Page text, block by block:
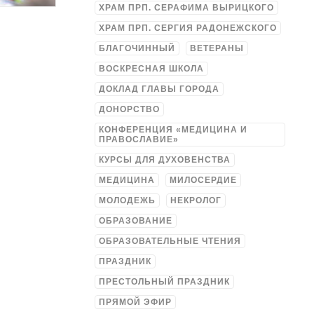
ХРАМ ПРП. СЕРАФИМА ВЫРИЦКОГО
ХРАМ ПРП. СЕРГИЯ РАДОНЕЖСКОГО
БЛАГОЧИННЫЙ ВЕТЕРАНЫ
ВОСКРЕСНАЯ ШКОЛА
ДОКЛАД ГЛАВЫ ГОРОДА
ДОНОРСТВО
КОНФЕРЕНЦИЯ «МЕДИЦИНА И
ПРАВОСЛАВИЕ»
КУРСЫ ДЛЯ ДУХОВЕНСТВА
МЕДИЦИНА МИЛОСЕРДИЕ
МОЛОДЕЖЬ НЕКРОЛОГ
ОБРАЗОВАНИЕ
ОБРАЗОВАТЕЛЬНЫЕ ЧТЕНИЯ
ПРАЗДНИК
ПРЕСТОЛЬНЫЙ ПРАЗДНИК
ПРЯМОЙ ЭФИР